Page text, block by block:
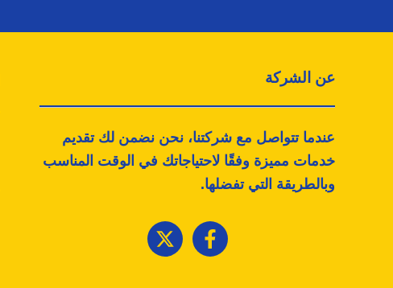
عن الشركة
عندما تتواصل مع شركتنا، نحن نضمن لك تقديم
خدمات مميزة وفقًا لاحتياجاتك في الوقت المناسب
وبالطريقة التي تفضلها.